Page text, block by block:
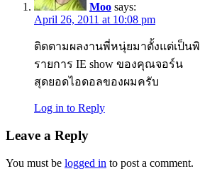
Moo says:
April 26, 2011 at 10:08 pm
ติดตามผลงานพี่หนุ่ยมาตั้งแต่เป็น
รายการ IE show ของคุณจอร์น
สุดยอดไอดอลของผมครับ
Log in to Reply
Leave a Reply
You must be logged in to post a comment.